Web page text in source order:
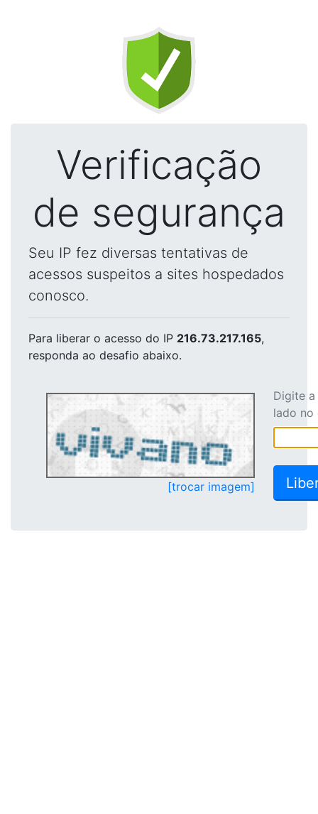
Verificação
de segurança
Seu IP fez diversas tentativas de
acessos suspeitos a sites hospedados
conosco.
Para liberar o acesso do IP 216.73.217.165,
responda ao desafio abaixo.
[trocar imagem]
Digite
lado no